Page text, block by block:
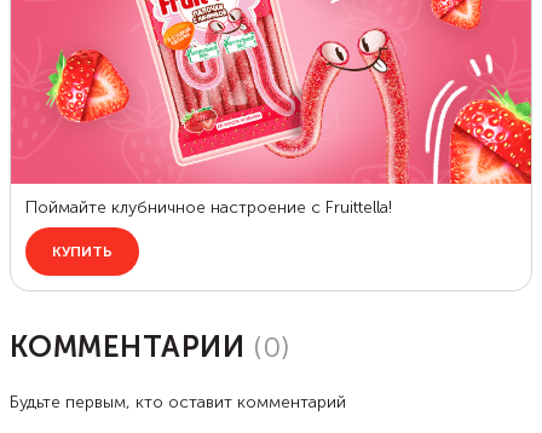
КОММЕНТАРИИ (0)
Будьте первым, кто оставит комментарий